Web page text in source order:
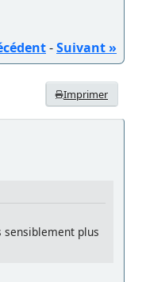
-Suivant »
Imprimer
plus